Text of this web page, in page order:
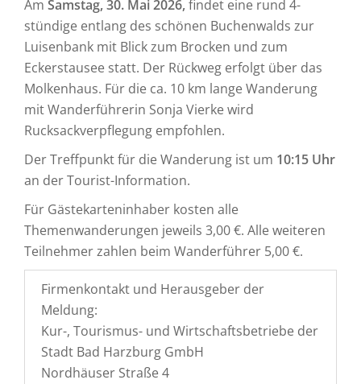
Am Samstag, 30. Mai 2026,findet eine rund 4-
stündige entlang des schönen Buchenwalds zur
Luisenbank mit Blick zum Brocken und zum
Eckerstausee statt. Der Rückweg erfolgt über das
Molkenhaus. Für die ca. 10 km lange Wanderung
mit Wanderführerin Sonja Vierke wird
Rucksackverpflegung empfohlen.
Der Treffpunkt für die Wanderung ist um 10:15 Uhr
an der Tourist-Information.
Für Gästekarteninhaber kosten alle
Themenwanderungen jeweils 3,00 €. Alle weiteren
Teilnehmer zahlen beim Wanderführer 5,00 €.
Firmenkontakt und Herausgeber der
Meldung:
Kur-, Tourismus- und Wirtschaftsbetriebe der
Stadt Bad Harzburg GmbH
Nordhäuser Straße 4